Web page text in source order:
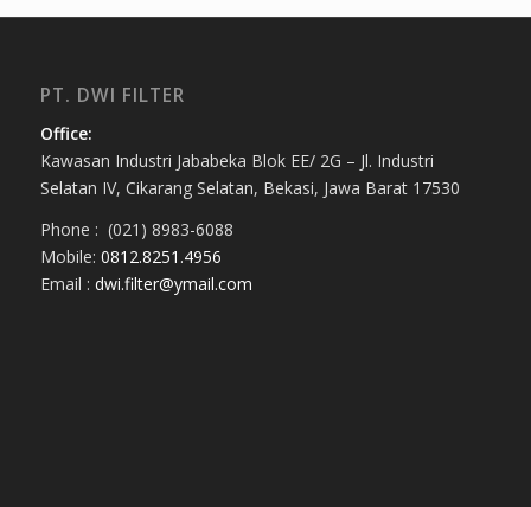
PT. DWI FILTER
Office:
Kawasan Industri Jababeka Blok EE/ 2G – Jl. Industri
Selatan IV, Cikarang Selatan, Bekasi, Jawa Barat 17530
Phone : (021) 8983-6088
Mobile: 0812.8251.4956
Email : dwi.filter@ymail.com